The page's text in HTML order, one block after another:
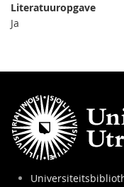
Literatuuropgave
Ja